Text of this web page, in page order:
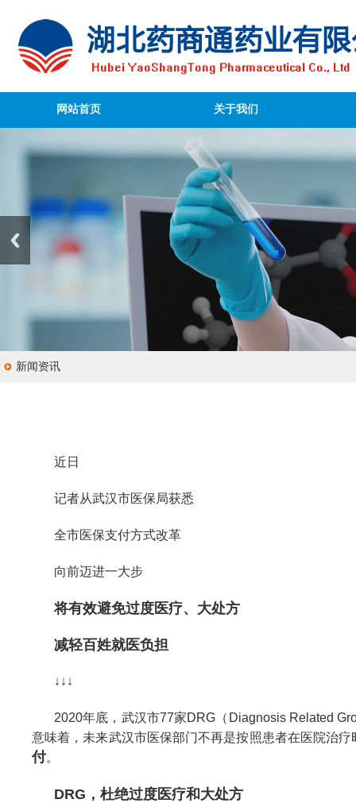
网站首页 关于我们
新闻资讯
近日
记者从武汉市医保局获悉
全市医保支付方式改革
向前迈进一大步
将有效避免过度医疗、大处方
减轻百姓就医负担
↓↓↓
2020年底，武汉市77家DRG（Diagnosis Related
意味着，未来武汉市医保部门不再是按照患者在医院治
付。
DRG，杜绝过度医疗和大处方